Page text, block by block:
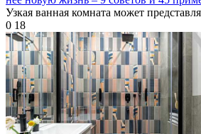
Узкая ванная комната может
0 18